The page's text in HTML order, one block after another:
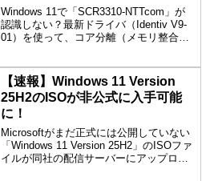
応】
Windows 11で「SCR3310-NTTcom」が
認識しない？最新ドライバ（Identiv V9-
01）を使って、コア分離（メモリ整合
申告やマイナポータルに。
【速報】Windows 11 Version
25H2のISOが非公式に入手可能
に！
Microsoftがまだ正式には公開していない
「Windows 11 Version 25H2」のISOファ
イルが同社の配信サーバーにアップロー